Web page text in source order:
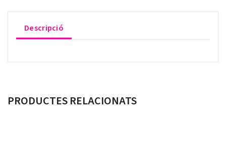
Descripció
PRODUCTES RELACIONATS